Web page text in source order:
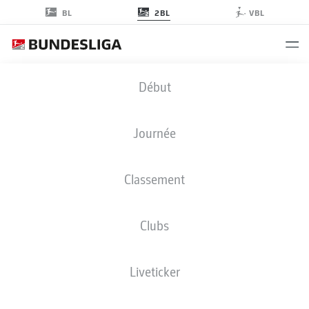
BL 2BL VBL
Début
Journée
Classement
Clubs
Liveticker
2. BUNDESLIGA STATISTIQUES